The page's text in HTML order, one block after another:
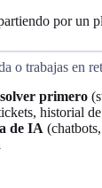
por un
o trabajas en
primero
historial
de IA